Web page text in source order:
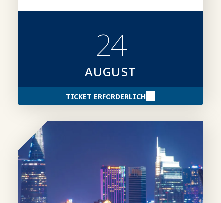
24
AUGUST
TICKET ERFORDERLICH